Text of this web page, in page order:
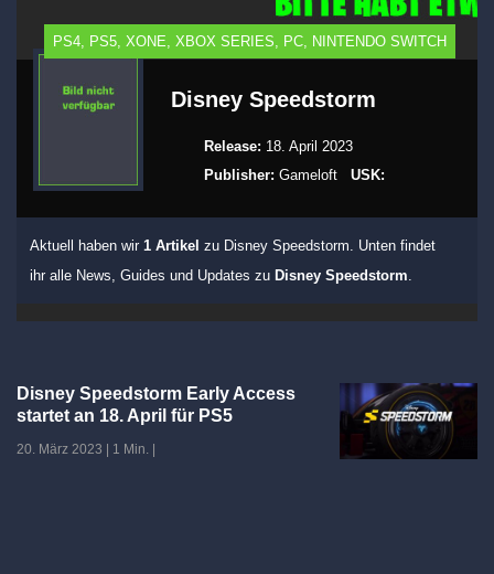
PS4, PS5, XONE, XBOX SERIES, PC, NINTENDO SWITCH
Disney Speedstorm
Release: 18. April 2023
Publisher: Gameloft USK:
Aktuell haben wir 1 Artikel zu Disney Speedstorm. Unten findet
ihr alle News, Guides und Updates zu Disney Speedstorm.
Disney Speedstorm Early Access
startet an 18. April für PS5
20. März 2023 1 Min.